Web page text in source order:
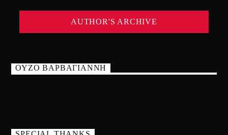
AUTHOR'S ARCHIVE
ΟΥΖΟ ΒΑΡΒΑΓΙΑΝΝΗ